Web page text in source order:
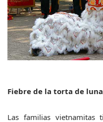
Fiebre de la torta de luna